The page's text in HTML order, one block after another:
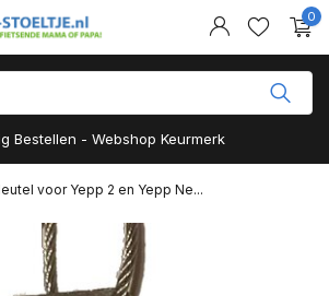
0
Bestellen - Webshop Keurmerk
voor Yepp 2 en Yepp Ne...